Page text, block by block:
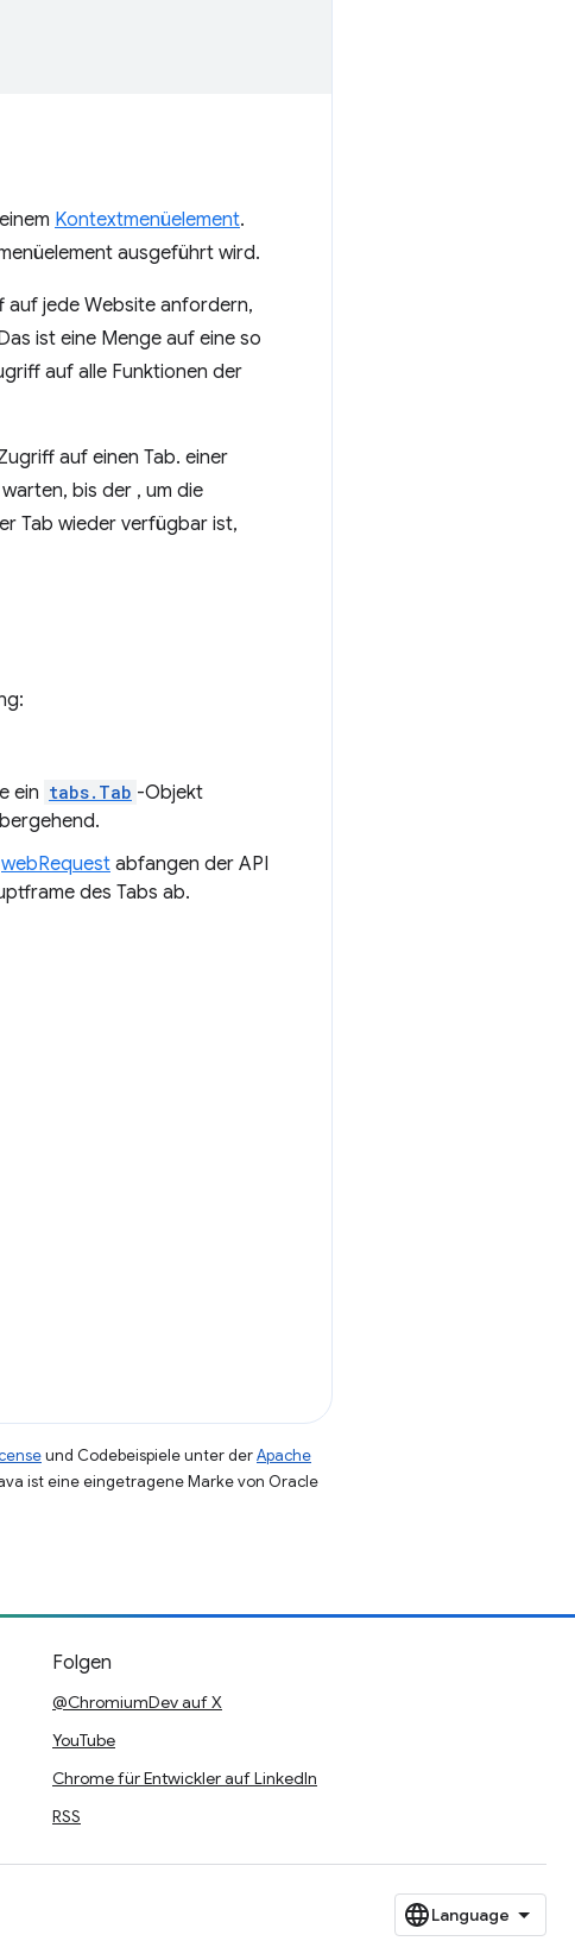
Kontextmenüelement.
ausgeführt wird.
auf jede Website anfordern,
ist eine Menge auf eine so
auf alle Funktionen der
auf einen Tab. einer
bis der , um die
Tab wieder verfügbar ist,
ein tabs.Tab -Objekt
webRequest abfangen der API
des Tabs ab.
und Codebeispiele unter derApache
ist eine eingetragene Marke von Oracle
Folgen
@ChromiumDev auf X
YouTube
Chrome für Entwickler auf LinkedIn
RSS